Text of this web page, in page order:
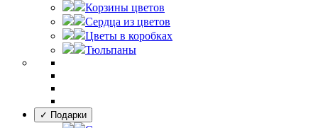
Корзины цветов
Сердца из цветов
Цветы в коробках
Тюльпаны
✓ Подарки